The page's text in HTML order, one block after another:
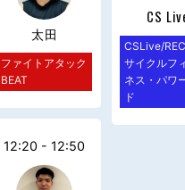
太田
ファイトアタック
BEAT
12:20 - 12:50
CS
CSLive/
サイクルフ
ネス・パワ
ド